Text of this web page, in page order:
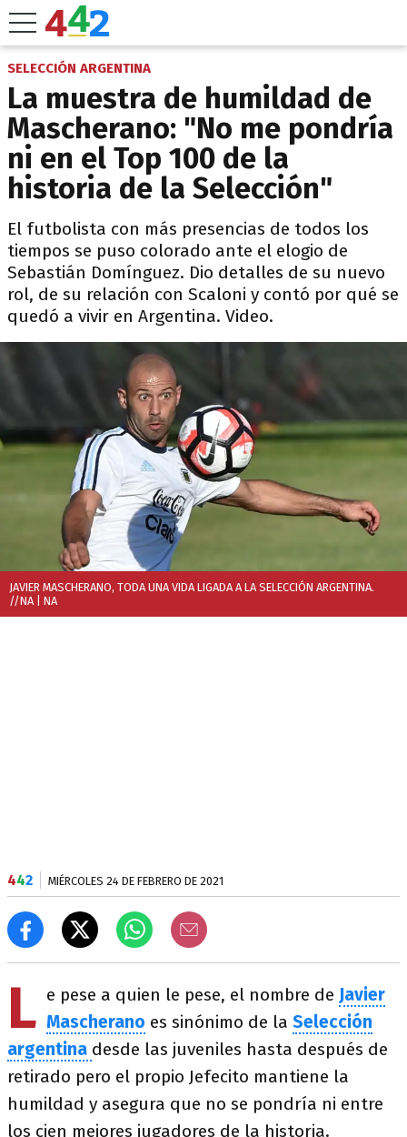
SELECCIÓN ARGENTINA
La muestra de humildad de
Mascherano: "No me pondría
ni en el Top 100 de la
historia de la Selección"
El futbolista con más presencias de todos los
tiempos se puso colorado ante el elogio de
Sebastián Domínguez. Dio detalles de su nuevo
rol, de su relación con Scaloni y contó por qué se
quedó a vivir en Argentina. Video.
JAVIER MASCHERANO, TODA UNA VIDA LIGADA A LA SELECCIÓN ARGENTINA.
//NA | NA
442 MIÉRCOLES 24 DE FEBRERO DE 2021
L e pese a quien le pese, el nombre de Javier
Mascherano es sinónimo de la Selección
argentina desde las juveniles hasta después de
retirado pero el propio Jefecito mantiene la
humildad y asegura que no se pondría ni entre
los cien mejores jugadores de la historia.